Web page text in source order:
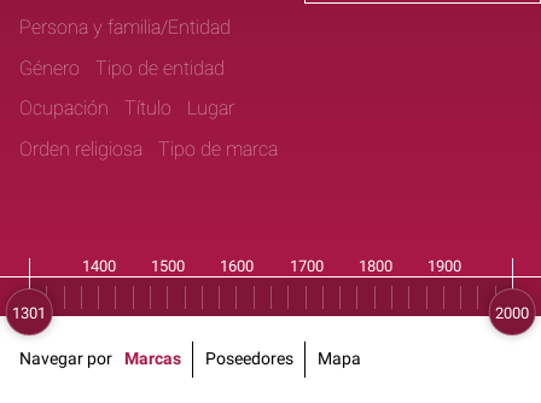
Persona y familia/Entidad
Género
Tipo de entidad
Ocupación
Título
Lugar
Orden religiosa
Tipo de marca
Navegar por Marcas Poseedores Mapa